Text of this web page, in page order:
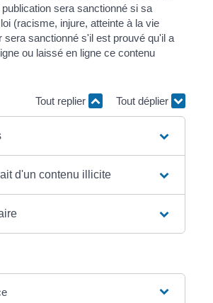
sera sanctionné si sa
(racisme, injure, atteinte à la vie
sera sanctionné s'il est prouvé qu'il a
ou laissé en ligne ce contenu
Tout replier Tout déplier
d'un contenu illicite